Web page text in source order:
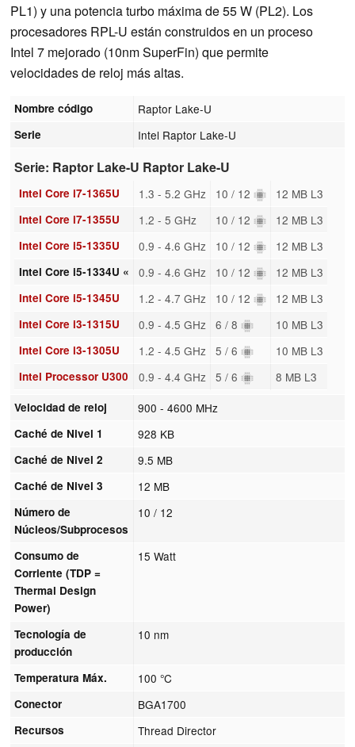
PL1) y una potencia turbo máxima de 55 W (PL2). Los
procesadores RPL-U están construidos en un proceso
Intel 7 mejorado (10nm SuperFin) que permite
velocidades de reloj más altas.
Nombre código Raptor Lake-U
Serie Intel Raptor Lake-U
Serie: Raptor Lake-U Raptor Lake-U
Intel Core i7-1365U 1.3 - 5.2 GHz 10 / 12 12 MB L3
Intel Core i7-1355U 1.2 - 5 GHz 10 / 12 12 MB L3
Intel Core i5-1335U 0.9 - 4.6 GHz 10 / 12 12 MB L3
Intel Core i5-1334U « 0.9 - 4.6 GHz 10 / 12 12 MB L3
Intel Core i5-1345U 1.2 - 4.7 GHz 10 / 12 12 MB L3
Intel Core i3-1315U 0.9 - 4.5 GHz 6 / 8 10 MB L3
Intel Core i3-1305U 1.2 - 4.5 GHz 5 / 6 10 MB L3
Intel Processor U300 0.9 - 4.4 GHz 5 / 6 8 MB L3
Velocidad de reloj 900 - 4600 MHz
Caché de Nivel 1 928 KB
Caché de Nivel 2 9.5 MB
Caché de Nivel 3 12 MB
Número de
Núcleos/Subprocesos
10 / 12
Consumo de
Corriente (TDP =
Thermal Design
Power)
15 Watt
Tecnología de
producción
10 nm
Temperatura Máx. 100 °C
Conector BGA1700
Recursos Thread Director